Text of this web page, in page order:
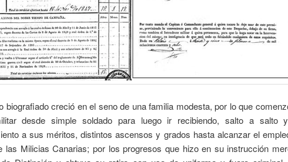
creció en el seno de una familia modesta, por lo que
desde simple soldado para luego ir recibiendo, salto a salto
a sus méritos, distintos ascensos y grados hasta alcanzar el
las Milicias Canarias; por los progresos que hizo en su instrucción